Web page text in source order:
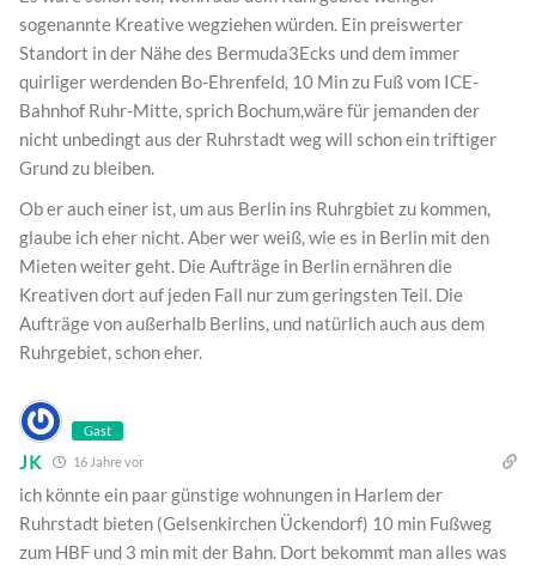
sogenannte Kreative wegziehen würden. Ein preiswerter
Standort in der Nähe des Bermuda3Ecks und dem immer
quirliger werdenden Bo-Ehrenfeld, 10 Min zu Fuß vom ICE-
Bahnhof Ruhr-Mitte, sprich Bochum,wäre für jemanden der
nicht unbedingt aus der Ruhrstadt weg will schon ein triftiger
Grund zu bleiben.
Ob er auch einer ist, um aus Berlin ins Ruhrgbiet zu kommen,
glaube ich eher nicht. Aber wer weiß, wie es in Berlin mit den
Mieten weiter geht. Die Aufträge in Berlin ernähren die
Kreativen dort auf jeden Fall nur zum geringsten Teil. Die
Aufträge von außerhalb Berlins, und natürlich auch aus dem
Ruhrgebiet, schon eher.
Gast
JK 16 Jahre vor
ich könnte ein paar günstige wohnungen in Harlem der
Ruhrstadt bieten (Gelsenkirchen Ückendorf) 10 min Fußweg
zum HBF und 3 min mit der Bahn. Dort bekommt man alles was